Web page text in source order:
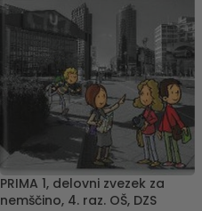
PRIMA 1, delovni zvezek za
nemščino, 4. raz. OŠ, DZS